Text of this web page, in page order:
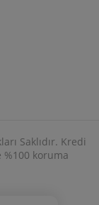
Saklıdır. Kredi
%100 koruma